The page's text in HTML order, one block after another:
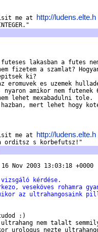
me at http://ludens.elte.h
lakasban a futes
fizetem a szamlat?
ki?
eromuvek es uzemek
amikor nem futenek
lehet mexabadulni tole.
mert lehet hogy
me at http://ludens.elte.h
Nov 2003 13:03:18 +0000
kérdése.
veseköves rohamra
az ultrahangosaink
:)
nem talalt
urologus nezte